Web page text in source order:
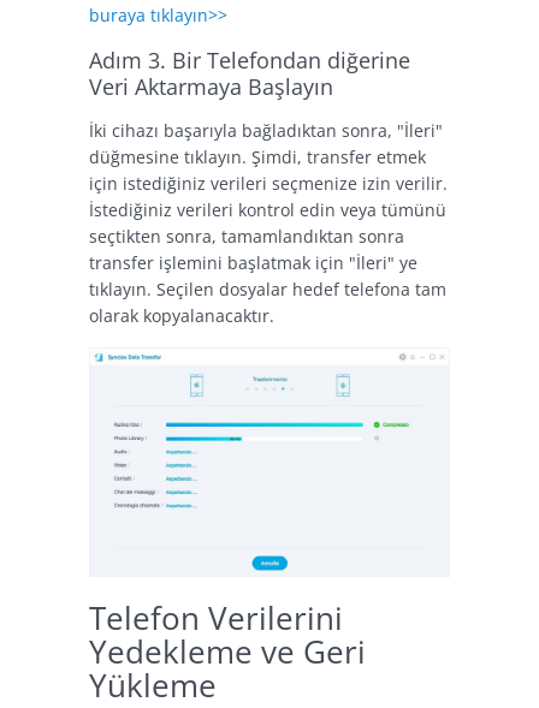
buraya tıklayın>>
Adım 3. Bir Telefondan diğerine
Veri Aktarmaya Başlayın
İki cihazı başarıyla bağladıktan sonra, "İleri"
düğmesine tıklayın. Şimdi, transfer etmek
için istediğiniz verileri seçmenize izin verilir.
İstediğiniz verileri kontrol edin veya tümünü
seçtikten sonra, tamamlandıktan sonra
transfer işlemini başlatmak için "İleri" ye
tıklayın. Seçilen dosyalar hedef telefona tam
olarak kopyalanacaktır.
Telefon Verilerini
Yedekleme ve Geri
Yükleme